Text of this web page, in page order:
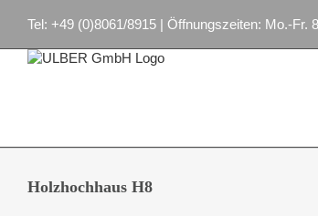
InhaltTel: +49 (0)8061/8915 | Öffnungszeiten: Mo.-Fr.
Holzhochhaus H8